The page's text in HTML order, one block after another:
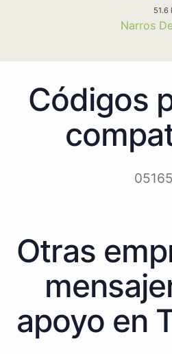
51.6
Narros
Códigos
05165
Otras
apoyo en